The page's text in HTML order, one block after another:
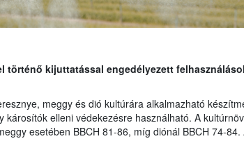
történő kijuttatással engedélyezett
meggy és dió kultúrára alkalmazható
károsítók elleni védekezésre használható. A
esetében BBCH 81-86, míg diónál BBCH 74-